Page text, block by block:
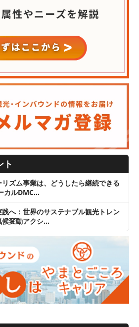
ト
ズム事業は、どうしたら継続できる
ルDMC…
へ：世界のサステナブル観光トレン
候変動アクシ…